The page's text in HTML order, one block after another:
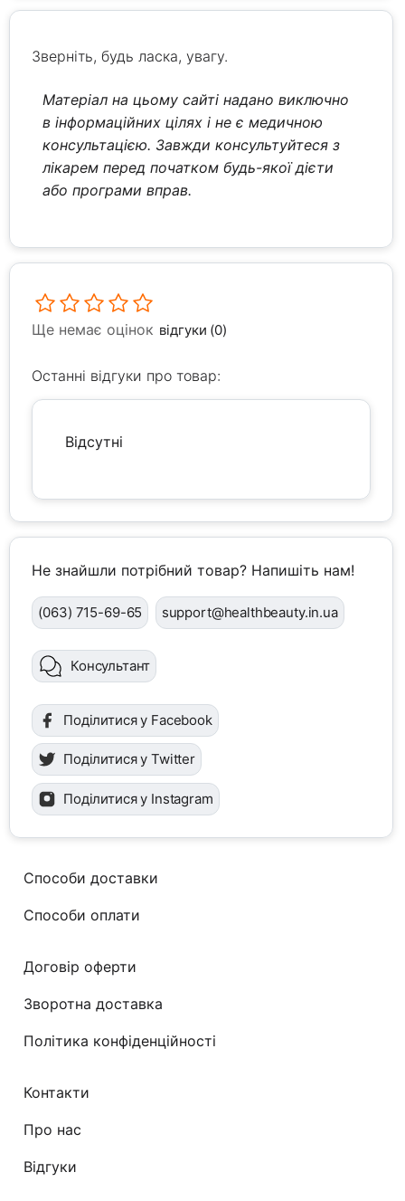
Зверніть, будь ласка, увагу.
Матеріал на цьому сайті надано виключно
в інформаційних цілях і не є медичною
консультацією. Завжди консультуйтеся з
лікарем перед початком будь-якої дієти
або програми вправ.
Ще немає оцінок відгуки (0)
Останні відгуки про товар:
Відсутні
Не знайшли потрібний товар? Напишіть нам!
(063) 715-69-65 support@healthbeauty.in.ua
Консультант
Поділитися у Facebook
Поділитися у Twitter
Поділитися у Instagram
Способи доставки
Способи оплати
Договір оферти
Зворотна доставка
Політика конфіденційності
Контакти
Про нас
Відгуки